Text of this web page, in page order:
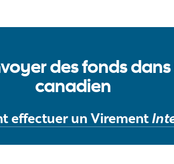
des fonds
canadien
effectuer un Virement